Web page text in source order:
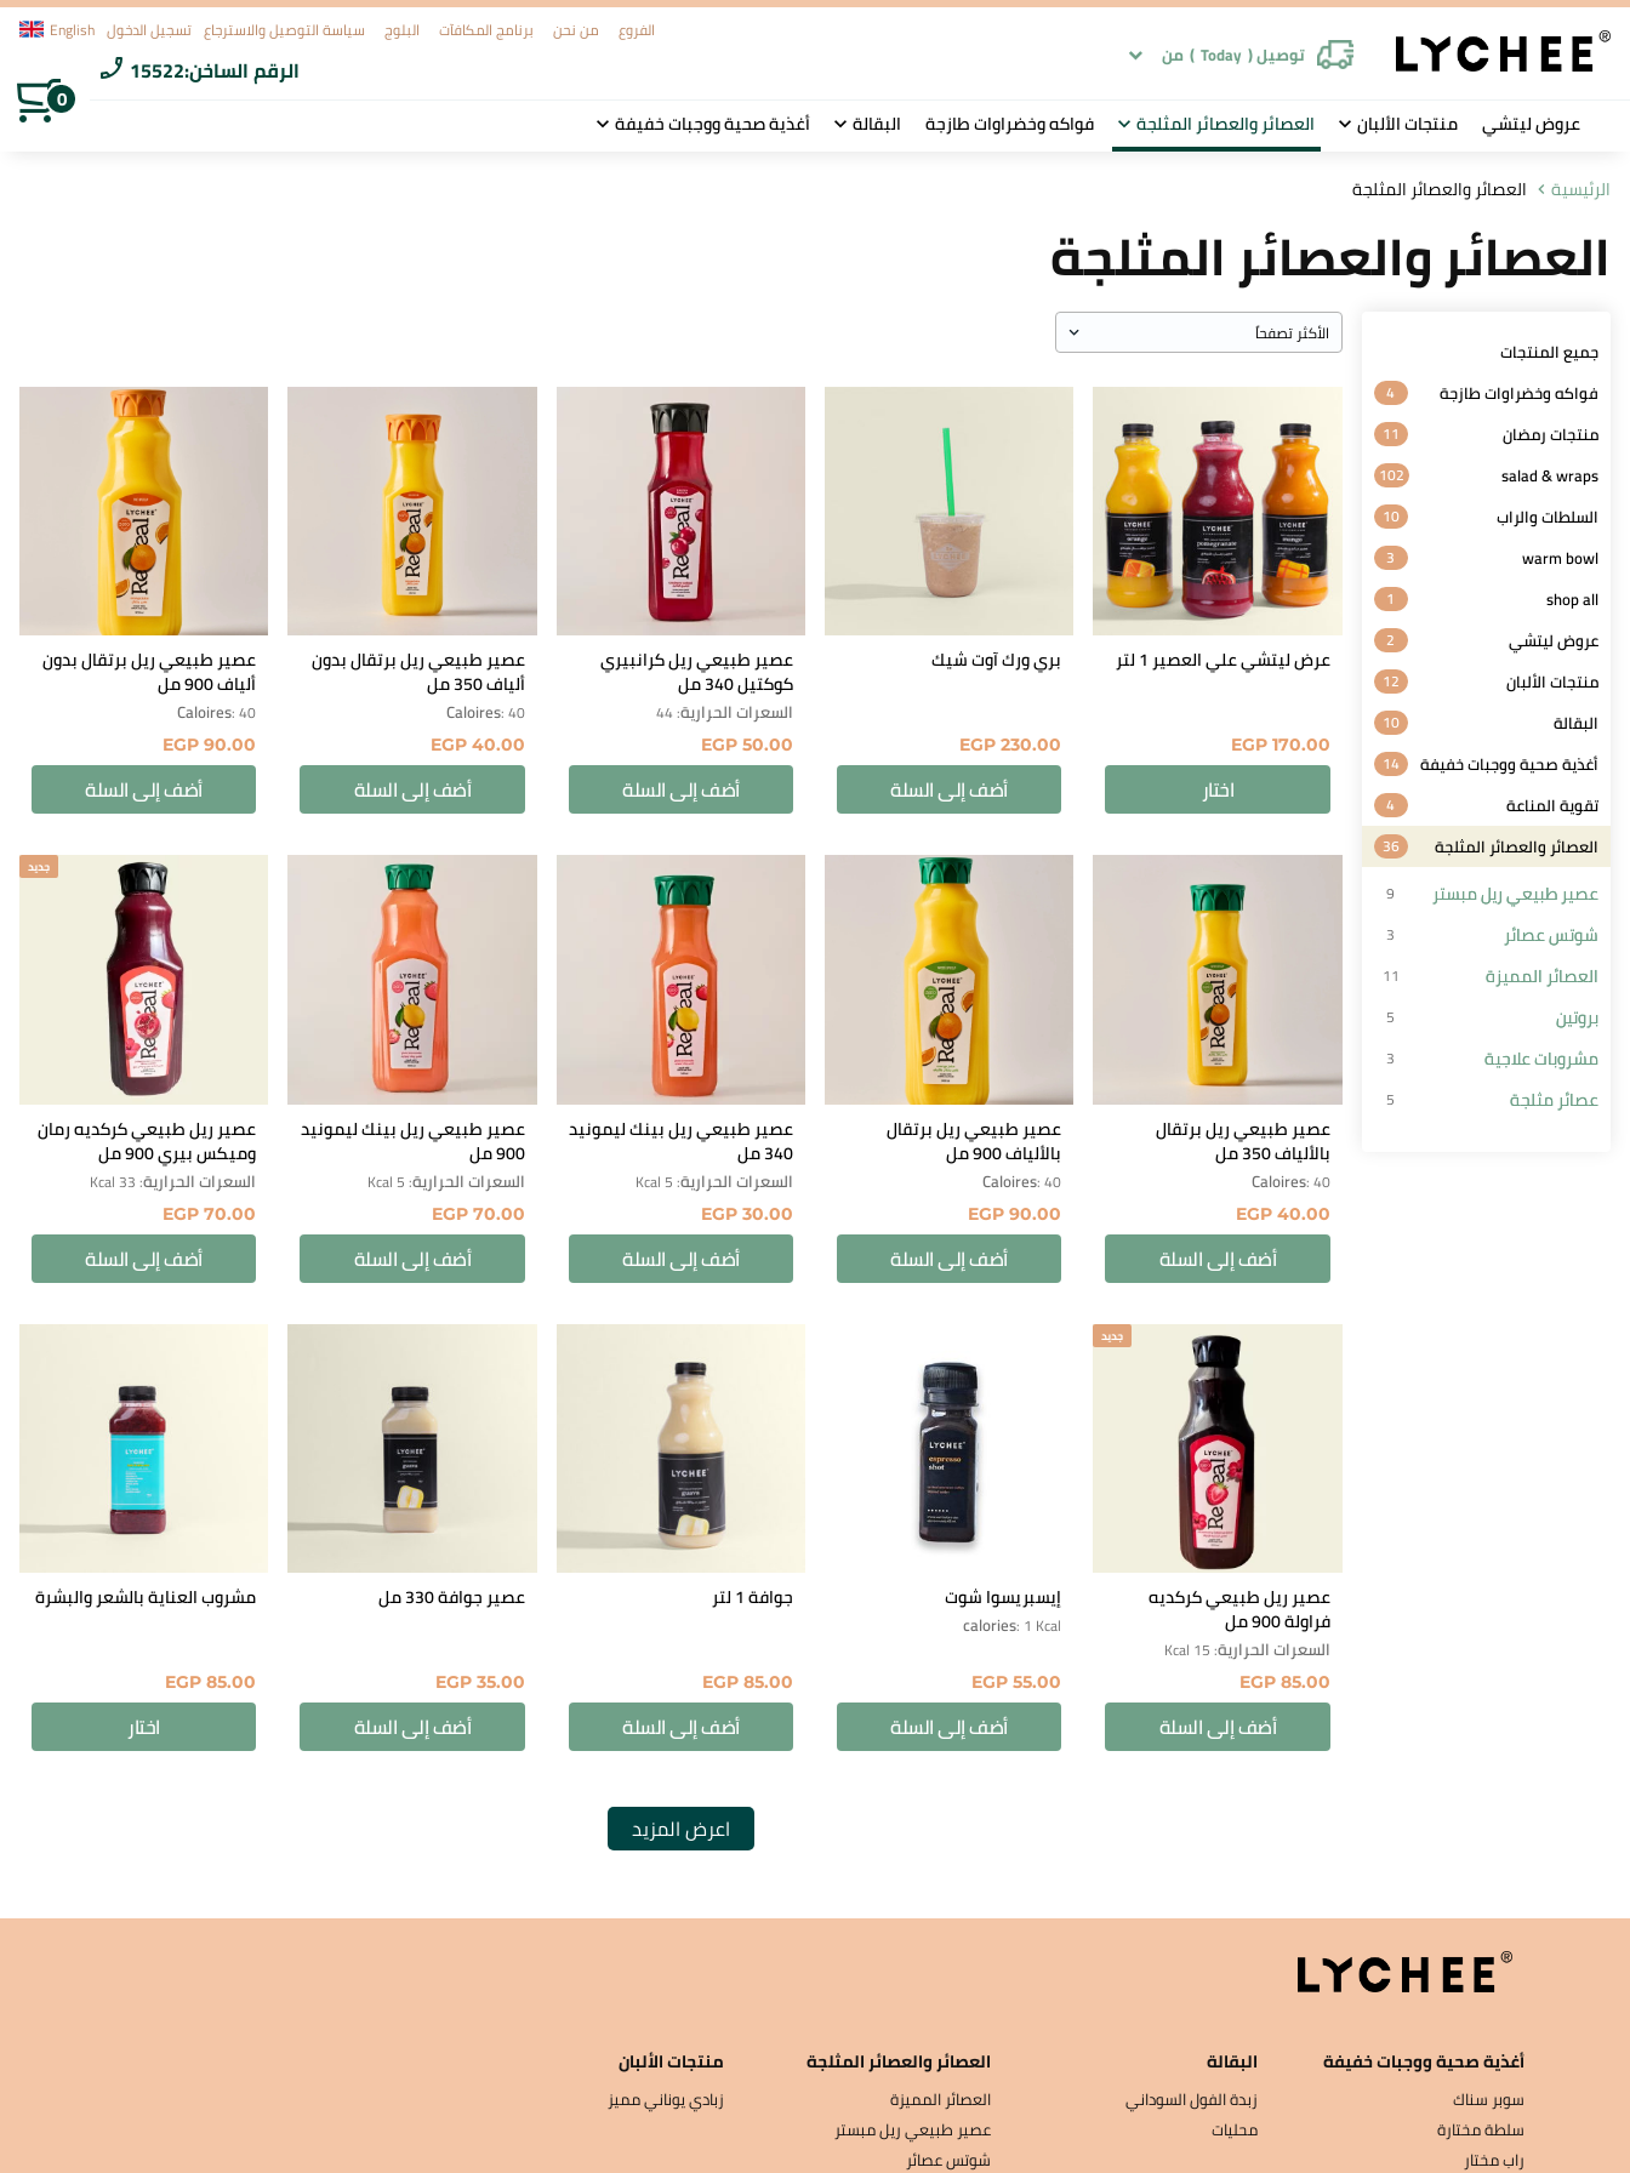
توصيل ( Today
) من
الفروع من نحن برنامج المكافآت البلوج سياسة التوصيل والاسترجاع تسجيل الدخول English
الرقم الساخن:15522
phone_enabled
عروض ليتشي منتجات الألبان العصائر والعصائر المثلجة فواكه وخضراوات طازجة البقالة أغذية صحية ووجبات خفيفة
0
الرئيسية العصائر والعصائر المثلجة
العصائر والعصائر المثلجة
جميع المنتجات
فواكه وخضراوات طازجة
4
منتجات رمضان 11
salad & wraps
102
السلطات والراب 10
warm bowl
3
shop all
1
عروض ليتشي 2
منتجات الألبان 12
البقالة 10
أغذية صحية ووجبات خفيفة 14
تقوية المناعة 4
العصائر والعصائر المثلجة 36
عصير طبيعي ريل مبستر 9
شوتس عصائر 3
العصائر المميزة 11
بروتين 5
مشروبات علاجية 3
عصائر مثلجة 5
عرض ليتشي علي العصير 1 لتر
EGP170.00
اختار
بري ورك آوت شيك
EGP 230.00
أضف إلى السلة
عصير طبيعي ريل كرانبيري
كوكتيل 340 مل
EGP 50.00
أضف إلى السلة
السعرات الحرارية: 44
عصير طبيعي ريل برتقال بدون
ألياف 350 مل
EGP40.00
أضف إلى السلة
Caloires: 40
عصير طبيعي ريل برتقال بدون
ألياف 900 مل
EGP 90.00
أضف إلى السلة
Caloires: 40
عصير طبيعي ريل برتقال
بالألياف 350 مل
EGP40.00
أضف إلى السلة
Caloires: 40
عصير طبيعي ريل برتقال
بالألياف 900 مل
EGP 90.00
أضف إلى السلة
Caloires: 40
عصير طبيعي ريل بينك ليمونيد
340 مل
EGP 30.00
أضف إلى السلة
السعرات الحرارية: 5 Kcal
عصير طبيعي ريل بينك ليمونيد
900 مل
EGP70.00
أضف إلى السلة
السعرات الحرارية: 5 Kcal
جديد
عصير ريل طبيعي كركديه رمان
وميكس بيري 900 مل
EGP 70.00
أضف إلى السلة
السعرات الحرارية: 33 Kcal
جديد
عصير ريل طبيعي كركديه
فراولة 900 مل
EGP85.00
أضف إلى السلة
السعرات الحرارية: 15 Kcal
إيسبريسوا شوت
EGP 55.00
أضف إلى السلة
calories: 1 Kcal
جوافة 1 لتر
EGP 85.00
أضف إلى السلة
عصير جوافة 330 مل
EGP35.00
أضف إلى السلة
مشروب العناية بالشعر والبشرة
EGP 85.00
اختار
أغذية صحية ووجبات خفيفة
سوبر سناك
سلطة مختارة
راب مختار
البقالة
زبدة الفول السوداني
محليات
العصائر والعصائر المثلجة
العصائر المميزة
عصير طبيعي ريل مبستر
شوتس عصائر
منتجات الألبان
زبادي يوناني مميز